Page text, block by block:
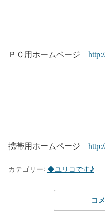
ＰＣ用ホームページ
携帯用ホームページ
カテゴリー: ◆ユリコです♪
コ